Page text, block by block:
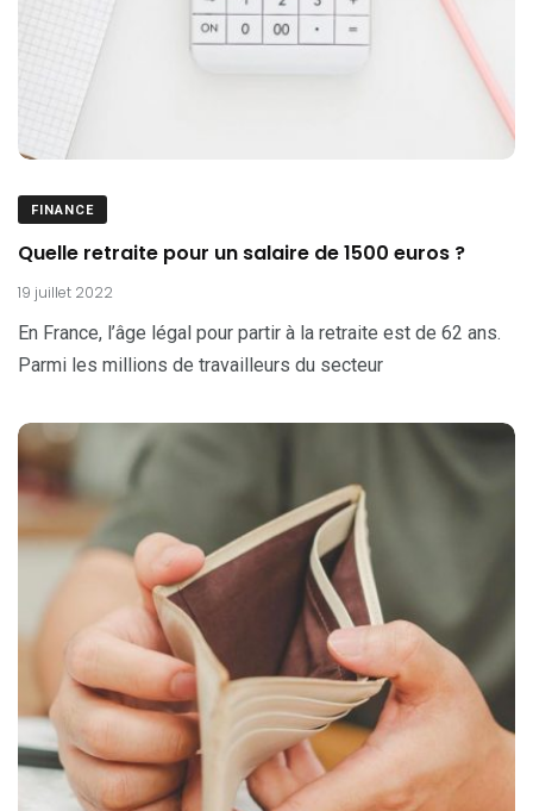
FINANCE
Quelle retraite pour un salaire de 1500 euros ?
19 juillet 2022
En France, l’âge légal pour partir à la retraite est de 62 ans.
Parmi les millions de travailleurs du secteur